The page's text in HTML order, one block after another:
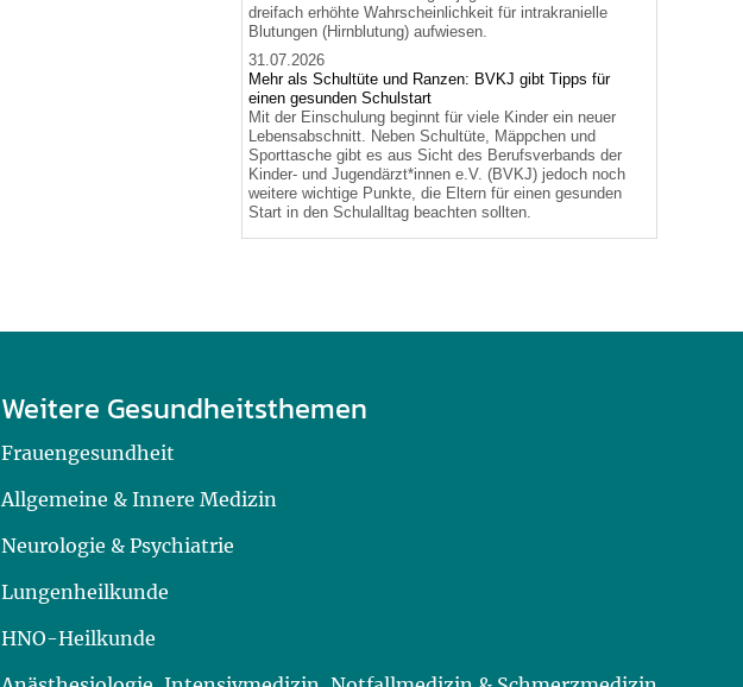
dreifach erhöhte Wahrscheinlichkeit für intrakranielle
Blutungen (Hirnblutung) aufwiesen.
31.07.2026
Mehr als Schultüte und Ranzen: BVKJ gibt Tipps für
einen gesunden Schulstart
Mit der Einschulung beginnt für viele Kinder ein neuer
Lebensabschnitt. Neben Schultüte, Mäppchen und
Sporttasche gibt es aus Sicht des Berufsverbands der
Kinder- und Jugendärzt*innen e.V. (BVKJ) jedoch noch
weitere wichtige Punkte, die Eltern für einen gesunden
Start in den Schulalltag beachten sollten.
Weitere Gesundheitsthemen
Frauengesundheit
Allgemeine & Innere Medizin
Neurologie & Psychiatrie
Lungenheilkunde
HNO-Heilkunde